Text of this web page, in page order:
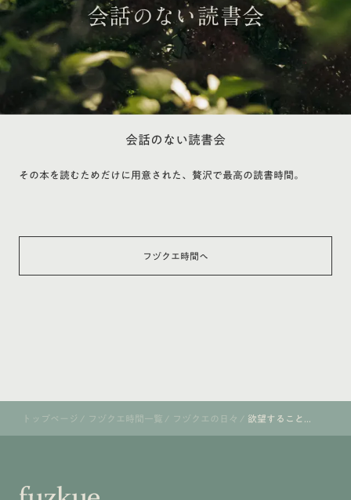
会話のない読書会
その本を読むためだけに用意された、贅沢で最高の読書時間。
フヅクエ時間へ
トップページ / フヅクエ時間一覧 / フヅクエの日々 / 欲望すること...